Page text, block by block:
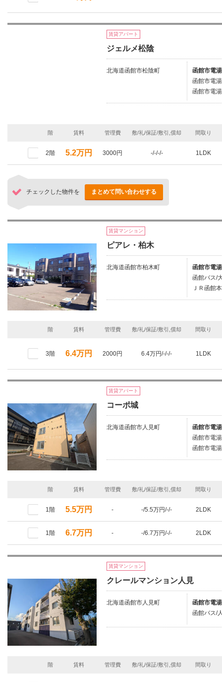
賃貸アパート
ジェルメ松陰
北海道函館市松陰町
函館市電
函館市電
函館市電
階 賃料 管理費 敷/礼/保証/敷引,償却 間取り
2階 5.2万円 3000円 -/-/-/- 1LDK
チェックした物件を まとめて問い合わせする
賃貸マンション
ピアレ・柏木
北海道函館市柏木町
函館市電
函館バス/
ＪＲ函館
階 賃料 管理費 敷/礼/保証/敷引,償却 間取り
3階 6.4万円 2000円 6.4万円/-/-/- 1LDK
賃貸アパート
コーポ城
北海道函館市人見町
函館市電
函館市電
函館市電
階 賃料 管理費 敷/礼/保証/敷引,償却 間取り
1階 5.5万円 - -/5.5万円/-/- 2LDK
1階 6.7万円 - -/6.7万円/-/- 2LDK
賃貸マンション
クレールマンション人見
北海道函館市人見町
函館市電
函館バス/
階 賃料 管理費 敷/礼/保証/敷引,償却 間取り